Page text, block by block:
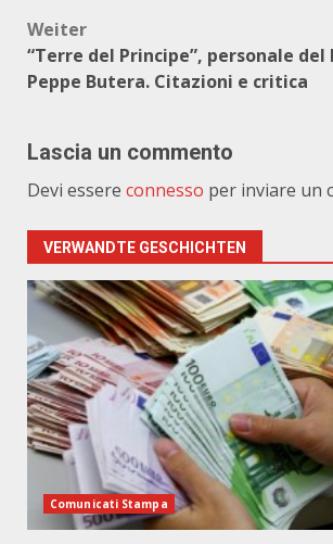
Weiter
“Terre del Principe”, personale
Peppe Butera. Citazioni e critica
Lascia un commento
Devi essere connesso per inviare un
VERWANDTE GESCHICHTEN
Comunicati Stampa